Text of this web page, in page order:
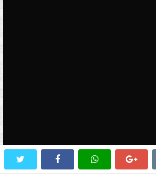
facebookwhatsapp